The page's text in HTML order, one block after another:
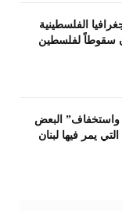
الفلسطينية
سقوطاً لفلسطين
البعض
يمر فيها لبنان